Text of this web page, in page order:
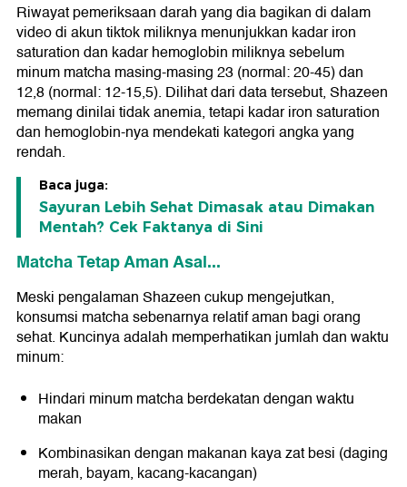
Riwayat pemeriksaan darah yang dia bagikan di dalam
video di akun tiktok miliknya menunjukkan kadar iron
saturation dan kadar hemoglobin miliknya sebelum
minum matcha masing-masing 23 (normal: 20-45) dan
12,8 (normal: 12-15,5). Dilihat dari data tersebut, Shazeen
memang dinilai tidak anemia, tetapi kadar iron saturation
dan hemoglobin-nya mendekati kategori angka yang
rendah.
Baca juga:
Sayuran Lebih Sehat Dimasak atau Dimakan
Mentah? Cek Faktanya di Sini
Matcha Tetap Aman Asal...
Meski pengalaman Shazeen cukup mengejutkan,
konsumsi matcha sebenarnya relatif aman bagi orang
sehat. Kuncinya adalah memperhatikan jumlah dan waktu
minum:
Hindari minum matcha berdekatan dengan waktu
makan
Kombinasikan dengan makanan kaya zat besi (daging
merah, bayam, kacang-kacangan)